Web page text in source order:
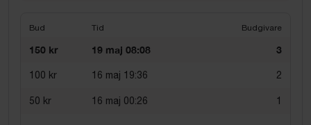
Bud Tid Budgivare
150 kr 19 maj 08:08 3
100 kr 16 maj 19:36 2
50 kr 16 maj 00:26 1